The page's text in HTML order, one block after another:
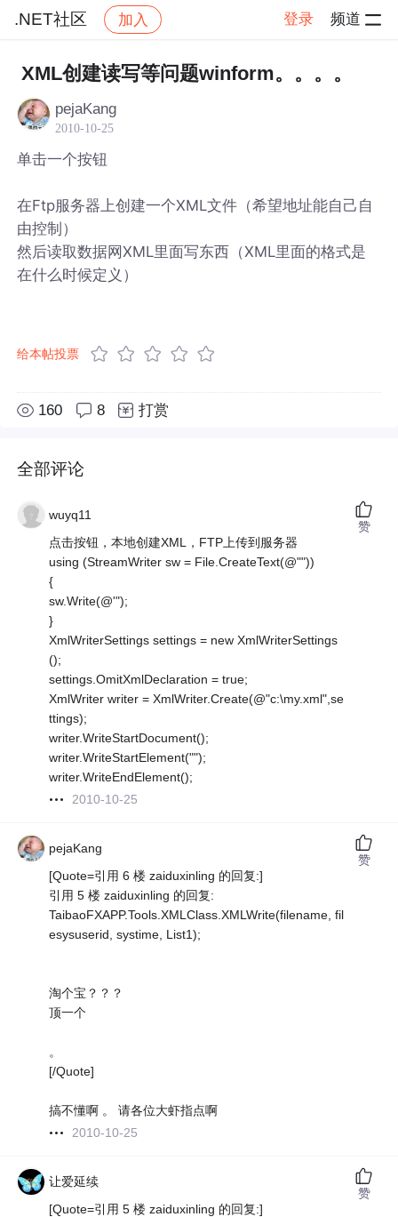
.NET社区 加入 登录 频道
社区 .NET社区 帖子详情
XML创建读写等问题winform。。。。
pejaKang
2010-10-25
单击一个按钮
在Ftp服务器上创建一个XML文件（希望地址能自己自
由控制）
然后读取数据网XML里面写东西（XML里面的格式是
在什么时候定义）
给本帖投票
160 8 打赏
全部评论
wuyq11
点击按钮，本地创建XML，FTP上传到服务器
using (StreamWriter sw = File.CreateText(@""))
{
sw.Write(@'");
}
XmlWriterSettings settings = new XmlWriterSettings
();
settings.OmitXmlDeclaration = true;
XmlWriter writer = XmlWriter.Create(@"c:\my.xml",se
ttings);
writer.WriteStartDocument();
writer.WriteStartElement("");
writer.WriteEndElement();
2010-10-25
赞
pejaKang
[Quote=引用 6 楼 zaiduxinling 的回复:]
引用 5 楼 zaiduxinling 的回复:
TaibaoFXAPP.Tools.XMLClass.XMLWrite(filename, fil
esysuserid, systime, List1);
淘个宝？？？
顶一个
。
[/Quote]
搞不懂啊 。 请各位大虾指点啊
2010-10-25
赞
让爱延续
[Quote=引用 5 楼 zaiduxinling 的回复:]
赞